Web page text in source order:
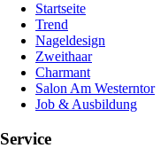
Startseite
Trend
Nageldesign
Zweithaar
Charmant
Salon Am Westerntor
Job & Ausbildung
Service